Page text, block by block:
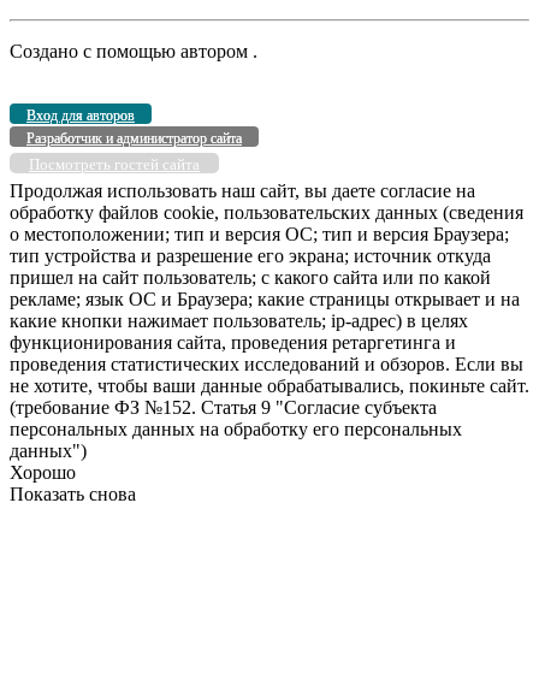
Создано с помощью автором .
Вход для авторов
Разработчик и администратор сайта
Посмотреть гостей сайта
Продолжая использовать наш сайт, вы даете согласие на
обработку файлов cookie, пользовательских данных (сведения
о местоположении; тип и версия ОС; тип и версия Браузера;
тип устройства и разрешение его экрана; источник откуда
пришел на сайт пользователь; с какого сайта или по какой
рекламе; язык ОС и Браузера; какие страницы открывает и на
какие кнопки нажимает пользователь; ip-адрес) в целях
функционирования сайта, проведения ретаргетинга и
проведения статистических исследований и обзоров. Если вы
не хотите, чтобы ваши данные обрабатывались, покиньте сайт.
(требование ФЗ №152. Статья 9 "Согласие субъекта
персональных данных на обработку его персональных
данных")
Хорошо
Показать снова